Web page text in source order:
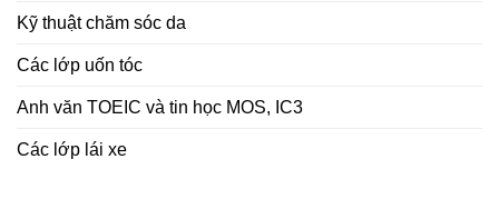
Kỹ thuật chăm sóc da
Các lớp uốn tóc
Anh văn TOEIC và tin học MOS, IC3
Các lớp lái xe